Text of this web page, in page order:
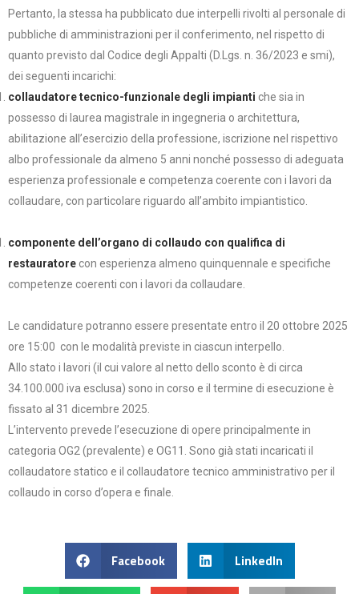
Pertanto, la stessa ha pubblicato due interpelli rivolti al personale di
pubbliche di amministrazioni per il conferimento, nel rispetto di
quanto previsto dal Codice degli Appalti (D.Lgs. n. 36/2023 e smi),
dei seguenti incarichi:
collaudatore tecnico-funzionale degli impianti che sia in
possesso di laurea magistrale in ingegneria o architettura,
abilitazione all’esercizio della professione, iscrizione nel rispettivo
albo professionale da almeno 5 anni nonché possesso di adeguata
esperienza professionale e competenza coerente con i lavori da
collaudare, con particolare riguardo all’ambito impiantistico.
componente dell’organo di collaudo con qualifica di
restauratore con esperienza almeno quinquennale e specifiche
competenze coerenti con i lavori da collaudare.
Le candidature potranno essere presentate entro il 20 ottobre 2025
ore 15:00 con le modalità previste in ciascun interpello.
Allo stato i lavori (il cui valore al netto dello sconto è di circa
34.100.000 iva esclusa) sono in corso e il termine di esecuzione è
fissato al 31 dicembre 2025.
L’intervento prevede l’esecuzione di opere principalmente in
categoria OG2 (prevalente) e OG11. Sono già stati incaricati il
collaudatore statico e il collaudatore tecnico amministrativo per il
collaudo in corso d’opera e finale.
Facebook LinkedIn